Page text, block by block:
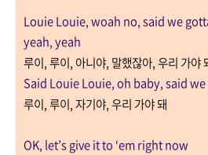
Louie Louie, woah no, said we
yeah, yeah
루이,루이, 아니야, 말했잖아,우리 가야
Said Louie Louie, oh baby, said
루이,루이,자기야,우리 가야 돼
OK, let’s give it to ‘em right now